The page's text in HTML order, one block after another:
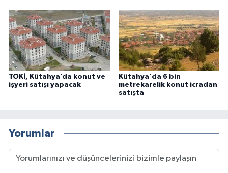
TOKİ, Kütahya’da konut ve
işyeri satışı yapacak
Kütahya'da 6 bin
metrekarelik konut icradan
satışta
Yorumlar